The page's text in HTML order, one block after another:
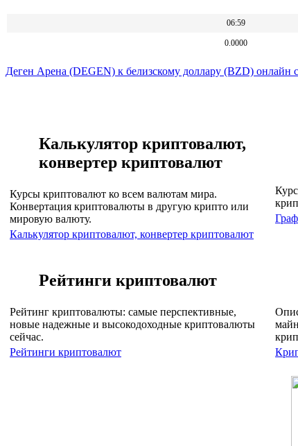
06:59
0.0000
Деген Арена (DEGEN) к белизскому доллару (BZD) онлайн
Калькулятор криптовалют,
конвертер криптовалют
Курсы криптовалют ко всем валютам мира.
Конвертация криптовалюты в другую крипто или
мировую валюту.
Калькулятор криптовалют, конвертер криптовалют
Рейтинги криптовалют
Рейтинг криптовалюты: самые перспективные,
новые надежные и высокодоходные криптовалюты
сейчас.
Рейтинги криптовалют